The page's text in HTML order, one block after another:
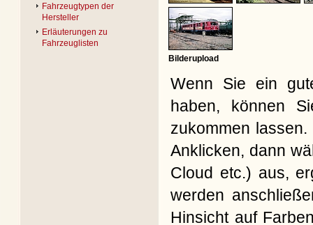
Fahrzeugtypen der
Hersteller
Erläuterungen zu
Fahrzeuglisten
Bilderupload
Wenn Sie ein
haben, können
zukommen
Anklicken, dann
Cloud etc.) aus,
werden
Hinsicht auf